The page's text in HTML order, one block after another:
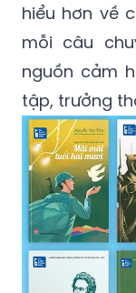
hiểu hơn về
mỗi câu
nguồn cảm
tập, trưởng